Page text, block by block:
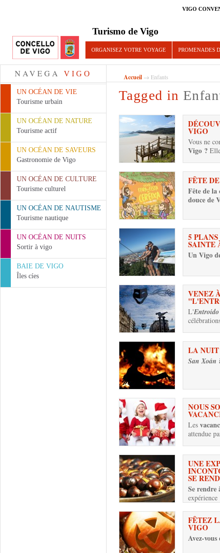
VIGO
Turismo de Vigo
ORGANISEZ VOTRE VOYAGE PROMENADES
NAVEGA VIGO
UN OCÉAN DE VIE
Tourisme urbain
UN OCÉAN DE NATURE
Tourisme actif
UN OCÉAN DE SAVEURS
Gastronomie de Vigo
UN OCÉAN DE CULTURE
Tourisme culturel
UN OCÉAN DE NAUTISME
Tourisme nautique
UN OCÉAN DE NUITS
Sortir à vigo
BAIE DE VIGO
Îles cíes
Accueil → Enfants
Tagged in
VIGO
Vous ne
Vigo ?
FÊTE
Fête de la
douce de
5
SAINTE
Un Vigo
VENEZ
L'Entroido
LA NUIT
San Xoán
NOUS
Les
attendue
UNE
SE
Se
expérience
FÊTEZ
VIGO
Avez-